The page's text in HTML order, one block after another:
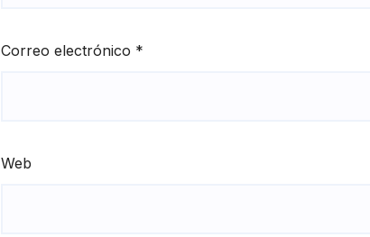
Correo electrónico *
Web